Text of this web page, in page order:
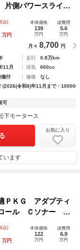
側パワースライド
ー ロールサンシェ
ター
込)
万円
本体価格
139
万円
諸費用
5.6
万円
月々 8,700 円
走行
0.8万km
11月 排気
660cc
備付 修復
なし
(2026(令和8)年11月まで・
可
下モータース
お気に入り
います
ＰＫＧ アダプティ
ール Ｃソナー ｉ
ウンドビューモニ
シートヒーター
込)
万円
本体価格
122
万円
諸費用
6.9
万円